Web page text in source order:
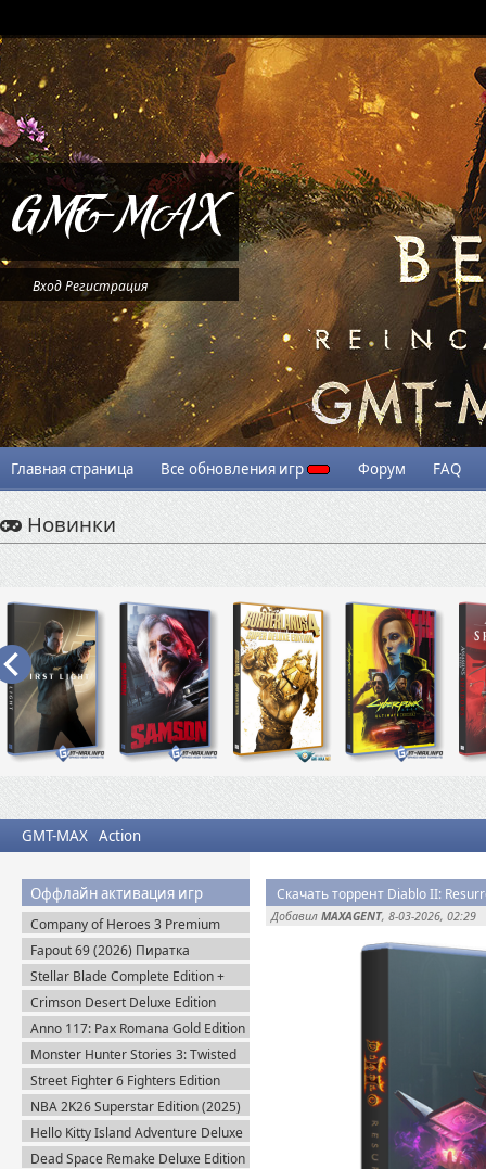
ВходРегистрация
Главная страница Все обновления игр Форум FAQ
Новинки
GMT-MAX Action
Оффлайн активация игр
Company of Heroes 3 Premium
Edition (2023) RePack
Fapout 69 (2026) Пиратка
Stellar Blade Complete Edition +
Все DLC (2025) Пиратка
Crimson Desert Deluxe Edition
v.1.14.0 (2026) Portable
Anno 117: Pax Romana Gold Edition
(2025) Uplay-Rip
Monster Hunter Stories 3: Twisted
Reflection (2026) Steam-Rip
Street Fighter 6 Fighters Edition
(2023) Steam-Rip
NBA 2K26 Superstar Edition (2025)
Steam-Rip
Hello Kitty Island Adventure Deluxe
Edition (2025) Steam-Rip
Dead Space Remake Deluxe Edition
Скачать торрент Diablo II:
Добавил MAXAGENT, 8-03-2026, 02:29